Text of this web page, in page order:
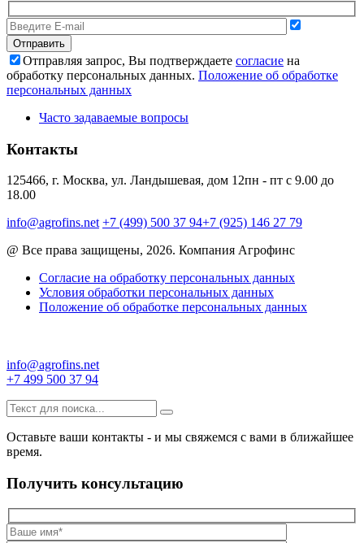
Отправляя запрос, Вы подтверждаете согласие на
обработку персональных данных. Положение об обработке
персональных данных
Часто задаваемые вопросы
Контакты
125466, г. Москва, ул. Ландышевая, дом 12пн - пт с 9.00 до
18.00
info@agrofins.net +7 (499) 500 37 94+7 (925) 146 27 79
@ Все права защищены, 2026. Компания Агрофинс
Согласие на обработку персональных данных
Условия обработки персональных данных
Положение об обработке персональных данных
info@agrofins.net
+7 499 500 37 94
Оставьте ваши контакты - и мы свяжемся с вами в ближайшее
время.
Получить консультацию